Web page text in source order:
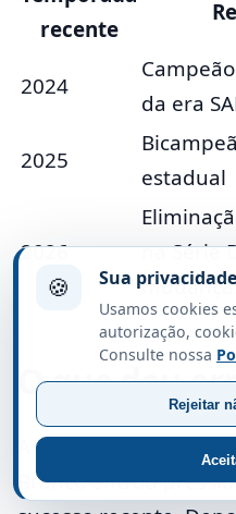
recente
2024
da era
2025
estadual
2026
na Série
O que deu
A temporada 2026
Branco entrou
🍪 Sua
Usamos cookies
autorização,
Consulte nossa
Rejeitar